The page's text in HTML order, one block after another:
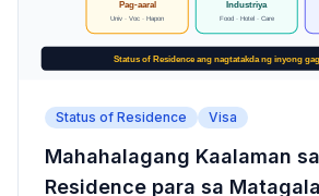
Status of Residence Visa
Mahahalagang Kaalaman
Residence para sa